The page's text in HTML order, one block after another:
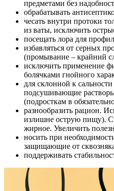
предметами без
обрабатывать
чесать внутри протоки
из ваты, исключить
посещать лора для
избавляться от серных
(промывание – крайний
исключить применение
болячками гнойного
для склонной к
подсушивающие
(подросткам в
разнообразить рацион.
излишне острую пищу).
жирное. Увеличить
носить при
защищающие от
поддерживать